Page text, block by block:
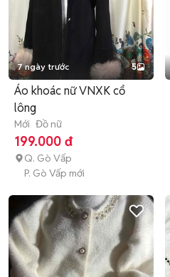
7 ngày trước 5
Áo khoác nữ VNXK cổ
lông
Mới Đồ nữ
199.000 đ
Q. Gò Vấp
P. Gò Vấp mới